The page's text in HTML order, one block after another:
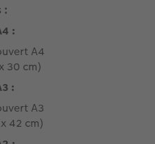
:
:
A4
30 cm)
:
A3
42 cm)